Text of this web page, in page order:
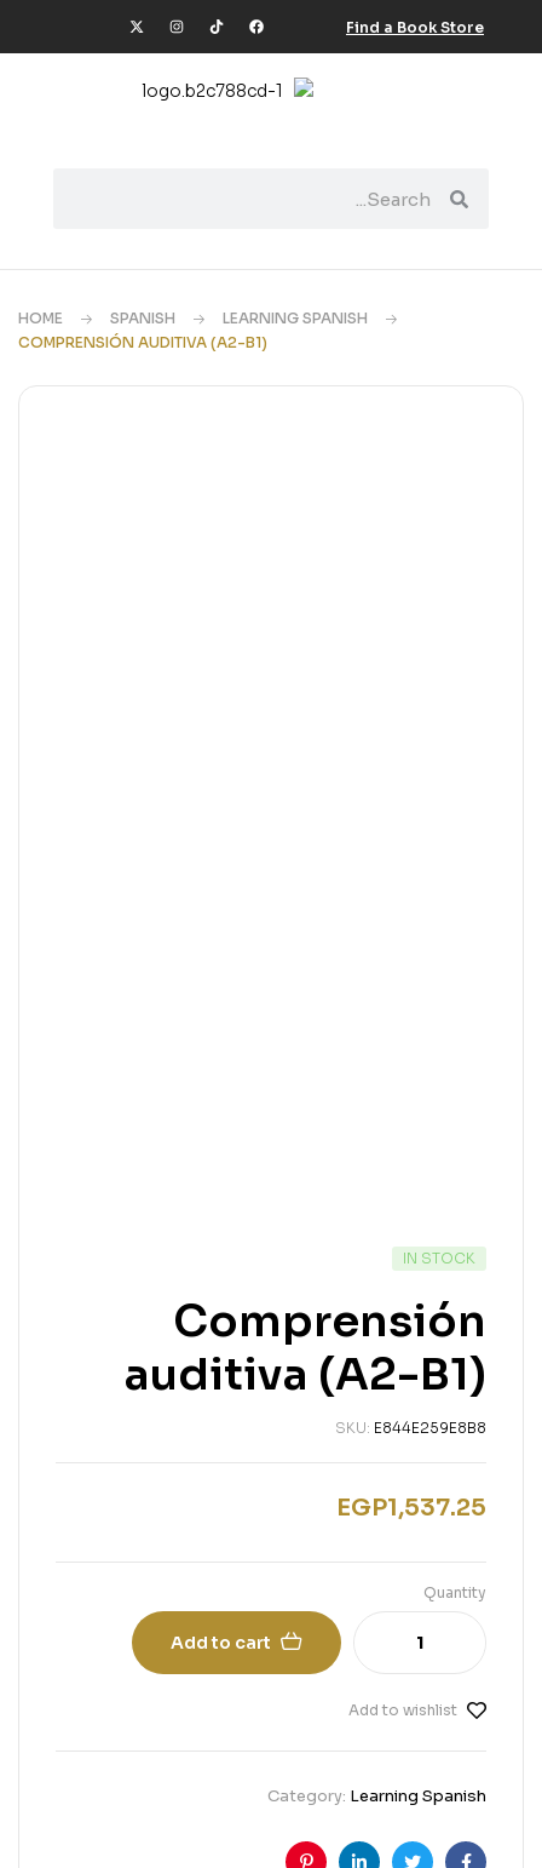
Find a Book Store
HOME SPANISH
LEARNING SPANISH
COMPRENSIÓN AUDITIVA (A2-B1)
IN STOCK
Comprensión
auditiva (A2-B1)
SKU: E844E259E8B8
EGP1,537.25
Quantity
Add to cart
Add to wishlist
Category: Learning Spanish